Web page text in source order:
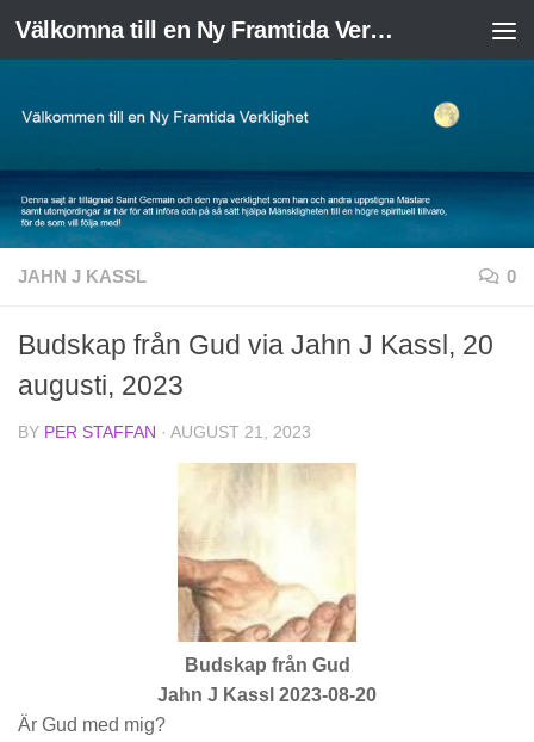
Skip to content Välkomna till en Ny Framtida Verklighet
JAHN J KASSL 0
Budskap från Gud via Jahn J Kassl, 20
augusti, 2023
BY PER STAFFAN · AUGUST 21, 2023
Budskap från Gud
Jahn J Kassl 2023-08-20
Är Gud med mig?